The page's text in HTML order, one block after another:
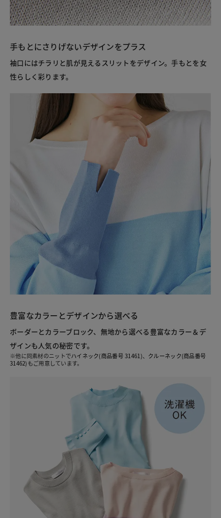
手もとにさりげないデザインをプラス
袖口にはチラリと肌が見えるスリットをデザイン。手もとを女
性らしく彩ります。
豊富なカラーとデザインから選べる
ボーダーとカラーブロック、無地から選べる豊富なカラー＆デ
ザインも人気の秘密です。
※他に同素材のニットでハイネック(商品番号 31461)、 クルーネック(商品番号
31462)もご用意しています。